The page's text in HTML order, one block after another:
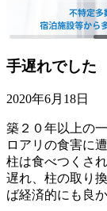
手遅れでした
2020年6月18日
築２０年以上の
ロアリの食害に
柱は食べつくさ
遅れ、柱の取り
ば経済的にも良